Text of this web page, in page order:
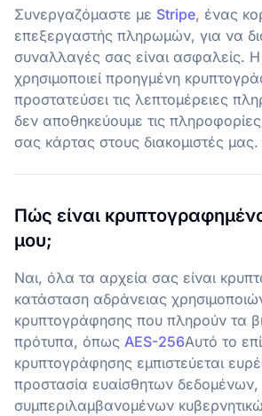
Συνεργαζόμαστε με Stripe, ένας
επεξεργαστής πληρωμών, για να
συναλλαγές σας είναι ασφαλείς.
χρησιμοποιεί προηγμένη
προστατεύσει τις λεπτομέρειες
δεν αποθηκεύουμε τις πληροφορίες
σας κάρτας στους διακομιστές μας.
Πώς είναι
μου;
Ναι, όλα τα αρχεία σας είναι
κατάσταση αδράνειας
κρυπτογράφησης που πληρούν τα
πρότυπα, όπως AES-256Αυτό το
κρυπτογράφησης εμπιστεύεται
προστασία ευαίσθητων δεδομένων,
συμπεριλαμβανομένων